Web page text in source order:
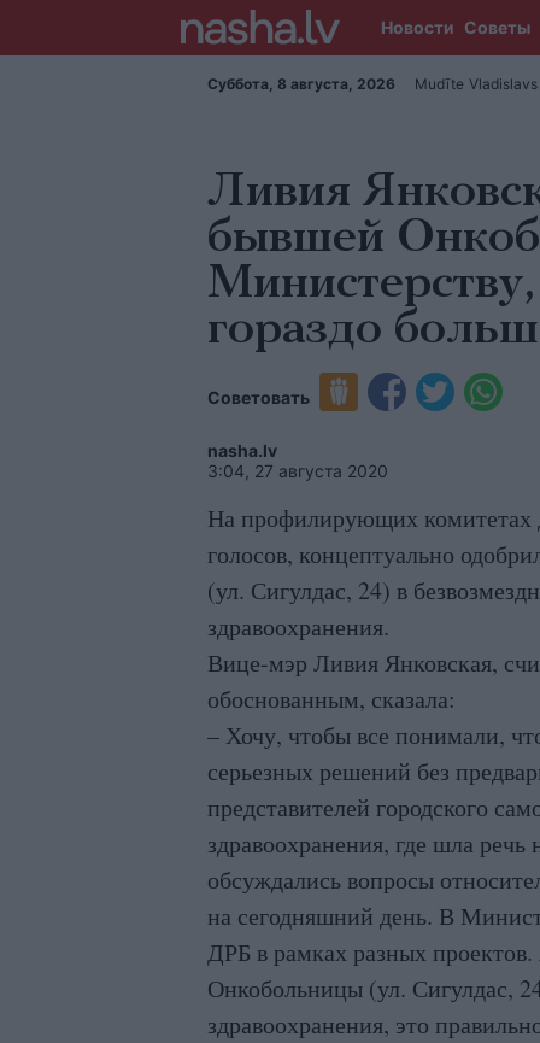
Новости Советы
Суббота, 8 августа, 2026 Mudīte Vladislavs
Ливия
бывшей
гораздо
Советовать
nasha.lv
3:04, 27 августа 2020
На профилирующих комитетах
голосов, концептуально
(ул. Сигулдас, 24) в
здравоохранения.
Вице-мэр Ливия Янковская,
обоснованным, сказала:
– Хочу, чтобы все понимали,
серьезных решений без
представителей городского
здравоохранения, где шла
обсуждались вопросы
на сегодняшний день. В
ДРБ в рамках разных
Онкобольницы (ул. Сигулдас,
здравоохранения, это